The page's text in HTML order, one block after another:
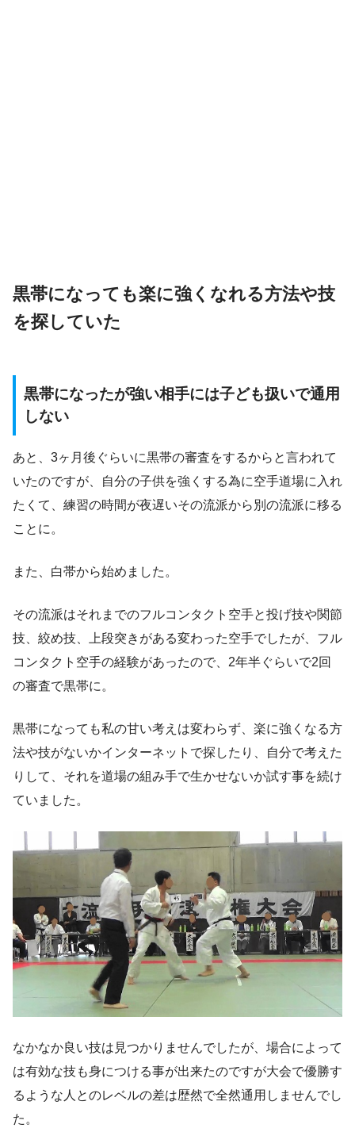
黒帯になっても楽に強くなれる方法や技
を探していた
黒帯になったが強い相手には子ども扱いで通用
しない
あと、3ヶ月後ぐらいに黒帯の審査をするからと言われて
いたのですが、自分の子供を強くする為に空手道場に入れ
たくて、練習の時間が夜遅いその流派から別の流派に移る
ことに。
また、白帯から始めました。
その流派はそれまでのフルコンタクト空手と投げ技や関節
技、絞め技、上段突きがある変わった空手でしたが、フル
コンタクト空手の経験があったので、2年半ぐらいで2回
の審査で黒帯に。
黒帯になっても私の甘い考えは変わらず、楽に強くなる方
法や技がないかインターネットで探したり、自分で考えた
りして、それを道場の組み手で生かせないか試す事を続け
ていました。
なかなか良い技は見つかりませんでしたが、場合によって
は有効な技も身につける事が出来たのですが大会で優勝す
るような人とのレベルの差は歴然で全然通用しませんでし
た。